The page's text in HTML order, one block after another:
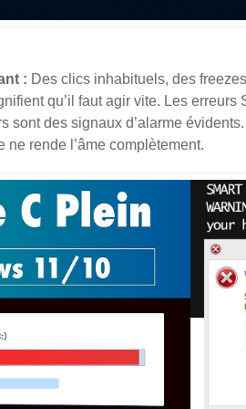
: Des clics inhabituels, des
qu’il faut agir vite. Les
sont des signaux d’alarme
rende l’âme complètement.